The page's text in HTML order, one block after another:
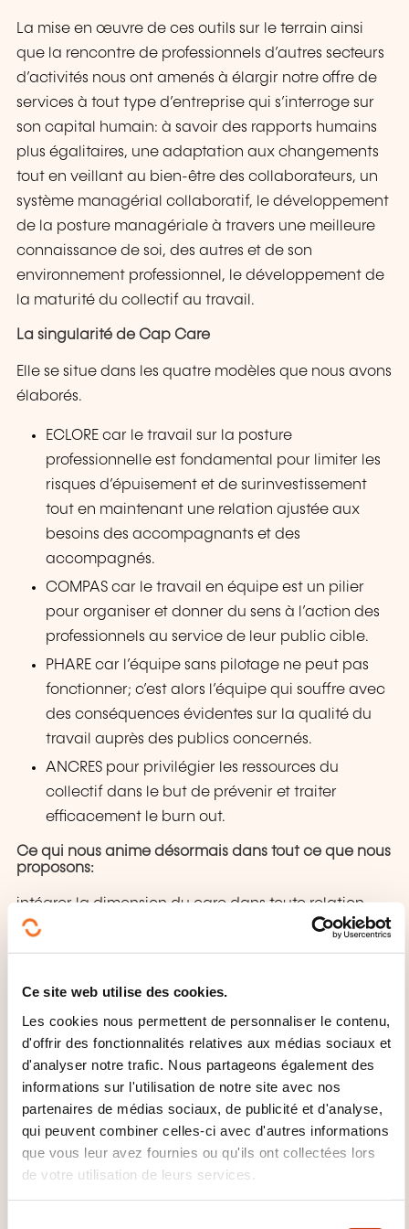
Ce site web utilise des cookies.
Les cookies nous permettent de personnaliser le contenu,
d'offrir des fonctionnalités relatives aux médias sociaux et
d'analyser notre trafic. Nous partageons également des
informations sur l'utilisation de notre site avec nos
partenaires de médias sociaux, de publicité et d'analyse,
qui peuvent combiner celles-ci avec d'autres informations
que vous leur avez fournies ou qu'ils ont collectées lors
de votre utilisation de leurs services.
La mise en œuvre de ces outils sur le terrain ainsi
que la rencontre de professionnels d’autres secteurs
d’activités nous ont amenés à élargir notre offre de
services à tout type d’entreprise qui s’interroge sur
son capital humain: à savoir des rapports humains
plus égalitaires, une adaptation aux changements
tout en veillant au bien-être des collaborateurs, un
système managérial collaboratif, le développement
de la posture managériale à travers une meilleure
connaissance de soi, des autres et de son
environnement professionnel, le développement de
la maturité du collectif au travail.
La singularité de Cap Care
Elle se situe dans les quatre modèles que nous avons
élaborés.
ECLORE car le travail sur la posture
professionnelle est fondamental pour limiter les
risques d’épuisement et de surinvestissement
tout en maintenant une relation ajustée aux
besoins des accompagnants et des
accompagnés.
COMPAS car le travail en équipe est un pilier
pour organiser et donner du sens à l’action des
professionnels au service de leur public cible.
PHARE car l’équipe sans pilotage ne peut pas
fonctionner; c’est alors l’équipe qui souffre avec
des conséquences évidentes sur la qualité du
travail auprès des publics concernés.
ANCRES pour privilégier les ressources du
collectif dans le but de prévenir et traiter
efficacement le burn out.
Ce qui nous anime désormais dans tout ce que nous
proposons:
intégrer la dimension du care dans toute relation
professionnelle, privilégier la collaboration et le
partenariat, favoriser l’autonomie des collaborateurs
Ce que nous visons avant tout:
faire évoluer la posture et la maturité professionnelle
des personnes et des collectifs mais aussi faciliter
l’intégration des changements vécus au sein des
En 2021, plus que jamais, nous tablons sur la
nécessité de changement et d’évolution des